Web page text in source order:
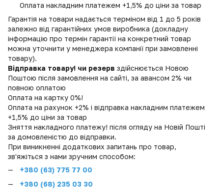
Оплата накладним платежем +1,5% до ціни за товар
Гарантія на товари надається терміном від 1 до 5 років
залежно від гарантійних умов виробника (докладну
інформацію про термін гарантії на конкретний товар
можна уточнити у менеджера компанії при замовленні
товару).
Відправка товару! чи резерв здійснюється Новою
Поштою після замовлення на сайті, за авансом 2% чи
повною оплатою
Оплата на картку 0%!
Оплата на рахунок +2% і відправка накладним платежем
+1,5% до ціни за товар
Зняття накладного платежу! після огляду на Новій Пошті
за домовленістю до відправки.
При виникненні додаткових запитань про товар,
зв'яжіться з нами зручним способом:
+380 (63) 775 77 00
+380 (68) 235 03 30